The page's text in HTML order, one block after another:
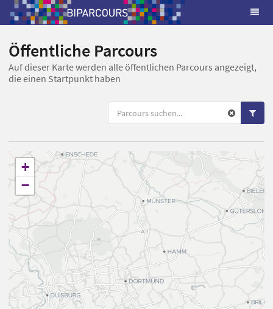
Öffentliche Parcours
Auf dieser Karte werden alle öffentlichen Parcours angezeigt,
die einen Startpunkt haben
+
−